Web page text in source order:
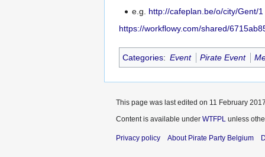
e.g. http://cafeplan.be/o/city/Gent/1
https://workflowy.com/shared/
Categories: Event Pirate Event
This page was last edited on 11 February
Content is available under WTFPL unless
Privacy policy About Pirate Party Belgium